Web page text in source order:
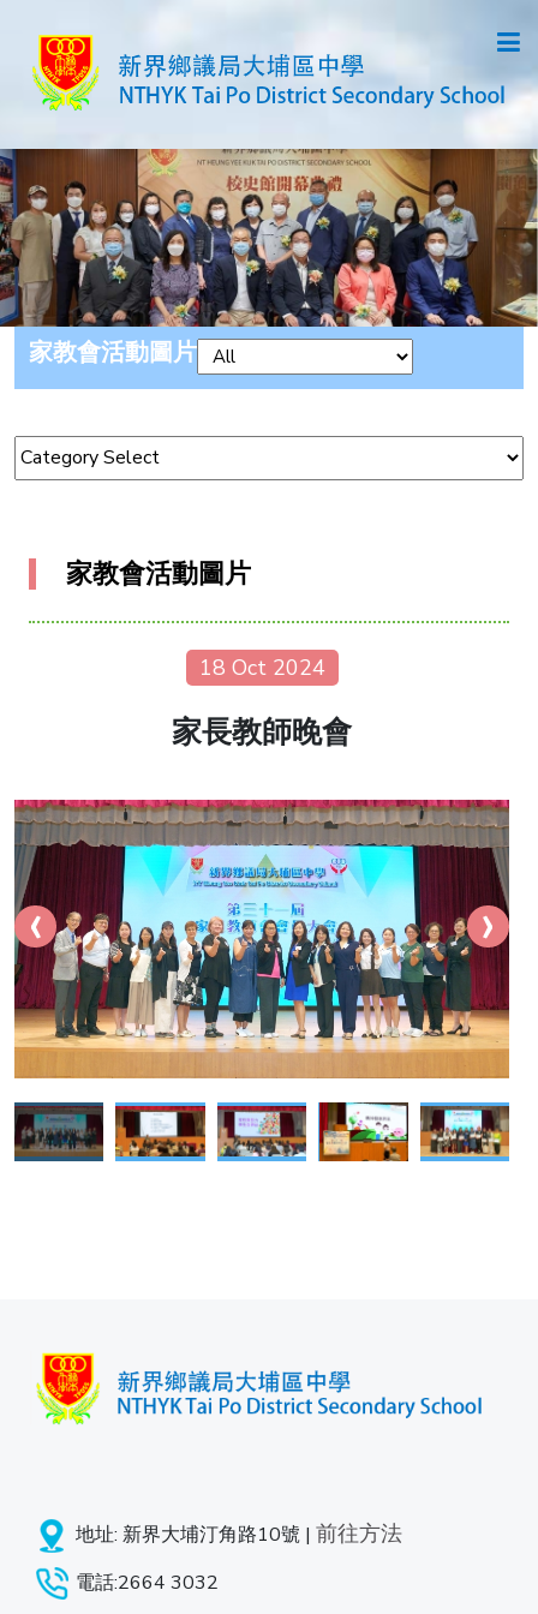
家教會活動圖片
家教會活動圖片
18 Oct 2024
家長教師晚會
‹ ›
地址: 新界大埔汀角路10號 | 前往方法
電話:2664 3032